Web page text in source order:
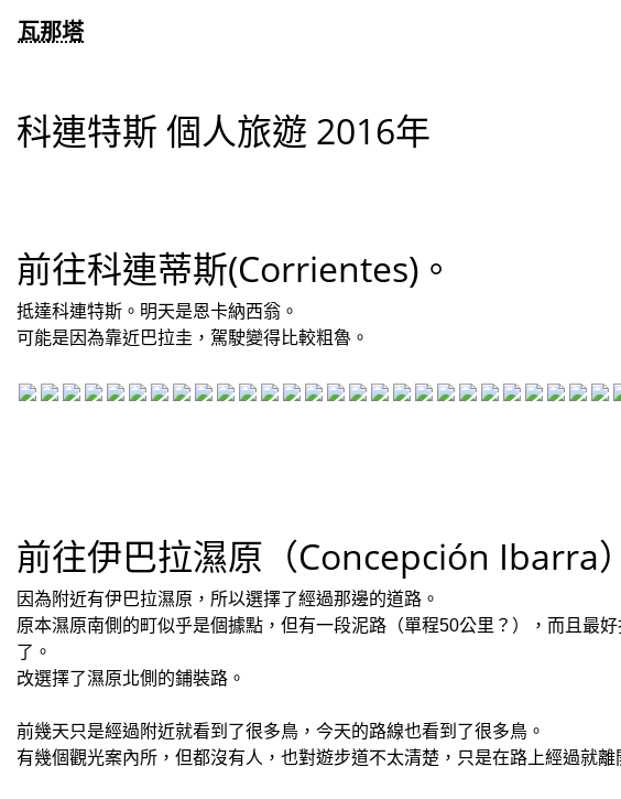
瓦那塔
科連特斯 個人旅遊 2016年
前往科連蒂斯(Corrientes)。
抵達科連特斯。明天是恩卡納西翁。
可能是因為靠近巴拉圭，駕駛變得比較粗魯。
前往伊巴拉濕原（Concepción Ibarra
因為附近有伊巴拉濕原，所以選擇了經過那邊的道路。
原本濕原南側的町似乎是個據點，但有一段泥路（單程50公里？），而且最
了。
改選擇了濕原北側的鋪裝路。
前幾天只是經過附近就看到了很多鳥，今天的路線也看到了很多鳥。
有幾個觀光案內所，但都沒有人，也對遊步道不太清楚，只是在路上經過就離